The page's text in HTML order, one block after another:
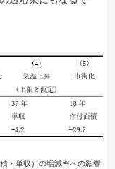
・単収）の増減率への影響